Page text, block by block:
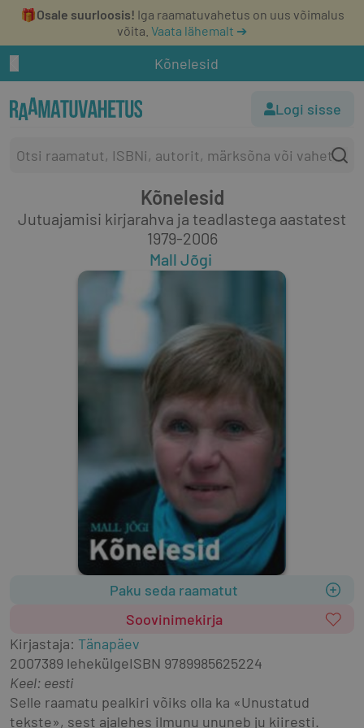
🎁Osale suurloosis! Iga raamatuvahetus on uus võimalus
võita. Vaata lähemalt ➔
Kõnelesid
Logi sisse
Kõnelesid
Jutuajamisi kirjarahva ja teadlastega aastatest
1979-2006
Mall Jõgi
Paku seda raamatut
Soovinimekirja
Kirjastaja: Tänapäev
2007389 lehekülgeISBN 9789985625224
Keel: eesti
Selle raamatu pealkiri võiks olla ka «Unustatud
tekste», sest ajalehes ilmunu ununeb ju kiiresti.